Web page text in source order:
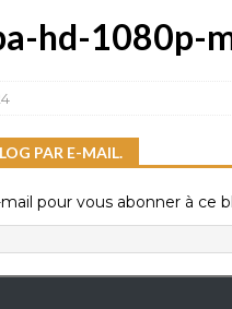
hd-1080p-
PAR E-MAIL.
pour vous abonner à